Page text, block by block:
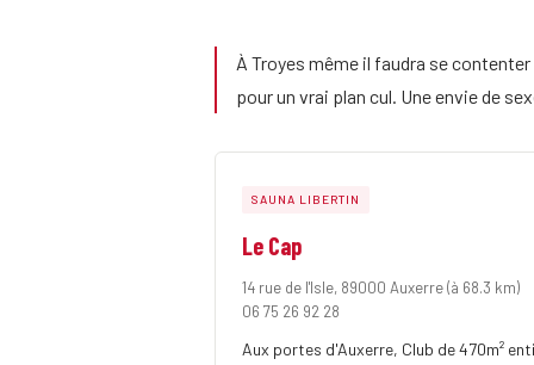
À Troyes même il faudra se
pour un vrai plan cul. Une envie de
SAUNA LIBERTIN
Le Cap
14 rue de l'Isle, 89000 Auxerre(à 68.3 km)
06 75 26 92 28
Aux portes d'Auxerre, Club de 470m²